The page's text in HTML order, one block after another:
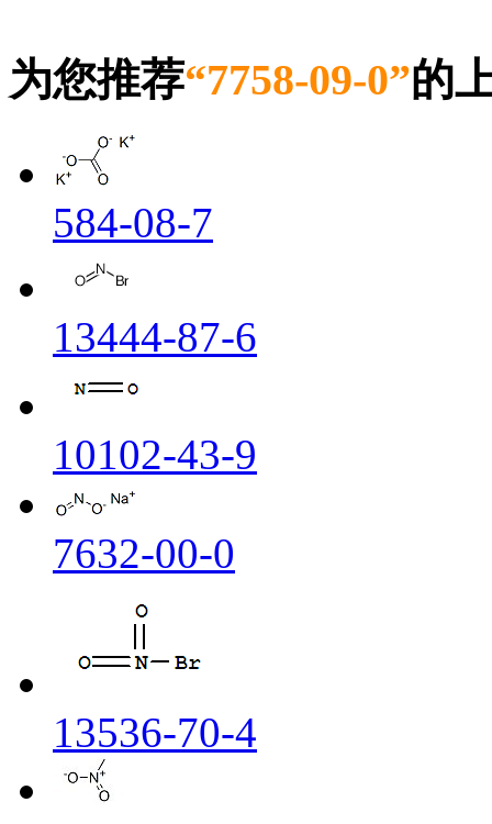
为您推荐“7758-09-0”的
584-08-7
13444-87-6
10102-43-9
7632-00-0
13536-70-4